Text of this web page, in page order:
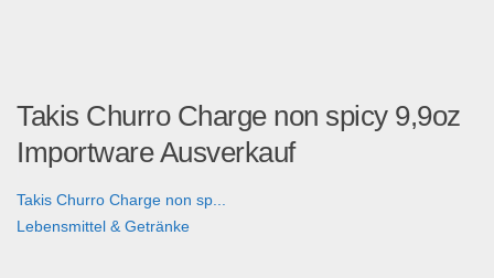
Takis Churro Charge non spicy 9,9oz
Importware Ausverkauf
Takis Churro Charge non sp...
Lebensmittel & Getränke